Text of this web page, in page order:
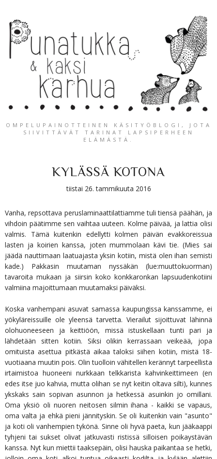
OMPELUPAINOTTEINEN KÄSITYÖBLOGI, JOTA
SIIVITTÄVÄT TARINAT LAPSIPERHEEN
ELÄMÄSTÄ.
KYLÄSSÄ KOTONA
tiistai 26. tammikuuta 2016
Vanha, repsottava peruslaminaattilattiamme tuli tiensä päähän, ja
vihdoin päätimme sen vaihtaa uuteen. Kolme päivää, ja lattia olisi
valmis. Tämä kuitenkin edellytti kolmen päivän evakkoreissua
lasten ja koirien kanssa, joten mummolaan kävi tie. (Mies sai
jäädä nauttimaan laatuajasta yksin kotiin, mistä olen ihan semisti
kade.) Pakkasin muutaman nyssäkän (lue:muuttokuorman)
tavaroita mukaan ja siirsin koko konkkaronkan lapsuudenkotiini
valmiina majoittumaan muutamaksi päiväksi.
Koska vanhempani asuvat samassa kaupungissa kanssamme, ei
yökyläreissuille ole yleensä tarvetta. Vierailut sijoittuvat lähinnä
olohuoneeseen ja keittiöön, missä istuskellaan tunti pari ja
lähdetään sitten kotiin. Siksi olikin kerrassaan veikeää, jopa
omituista asettua pitkästä aikaa taloksi siihen kotiin, mistä 18-
vuotiaana muutin pois. Olin tuolloin vähitellen kerännyt tarpeellista
irtaimistoa huoneeni nurkkaan telkkarista kahvinkeittimeen (en
edes itse juo kahvia, mutta olihan se nyt keitin oltava silti), kunnes
ykskaks sain sopivan asunnon ja hetkessä asuinkin jo omillani.
Oma yksiö oli nuoren neitosen silmin ihana - kaikki se vapaus,
oma valta ja ehkä pieni jännityskin. Se oli kuitenkin vain "asunto"
ja koti oli vanhempien tykönä. Sinne oli hyvä paeta, kun jääkaappi
tyhjeni tai sukset olivat jatkuvasti ristissä silloisen poikaystävän
kanssa. Nyt kun miettii taaksepäin, olisi hauska paikantaa se hetki,